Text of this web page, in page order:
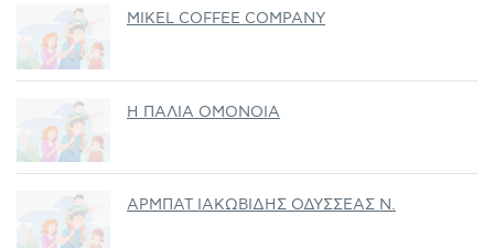
MIKEL COFFEE COMPANY
Η ΠΑΛΙΑ ΟΜΟΝΟΙΑ
ΑΡΜΠΑΤ ΙΑΚΩΒΙΔΗΣ ΟΔΥΣΣΕΑΣ Ν.